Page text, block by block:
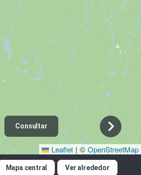
Leaflet | © OpenStreetMap
Consultar
Mapa central Ver alrededor